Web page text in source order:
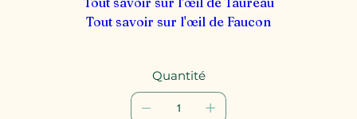
Tout savoir sur l'œil de Faucon
Quantité